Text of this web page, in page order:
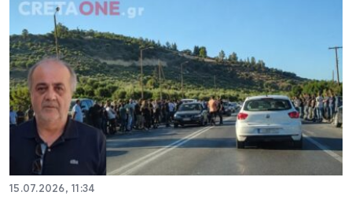
15.07.2026, 11:34